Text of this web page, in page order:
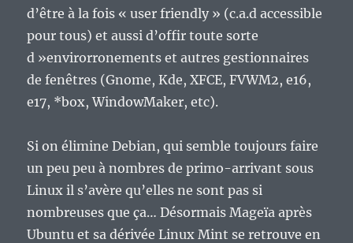
d’être à la fois « user friendly » (c.a.d accessible
pour tous) et aussi d’offir toute sorte
d »envirorronements et autres gestionnaires
de fenêtres (Gnome, Kde, XFCE, FVWM2, e16,
e17, *box, WindowMaker, etc).
Si on élimine Debian, qui semble toujours faire
un peu peu à nombres de primo-arrivant sous
Linux il s’avère qu’elles ne sont pas si
nombreuses que ça… Désormais Mageïa après
Ubuntu et sa dérivée Linux Mint se retrouve en